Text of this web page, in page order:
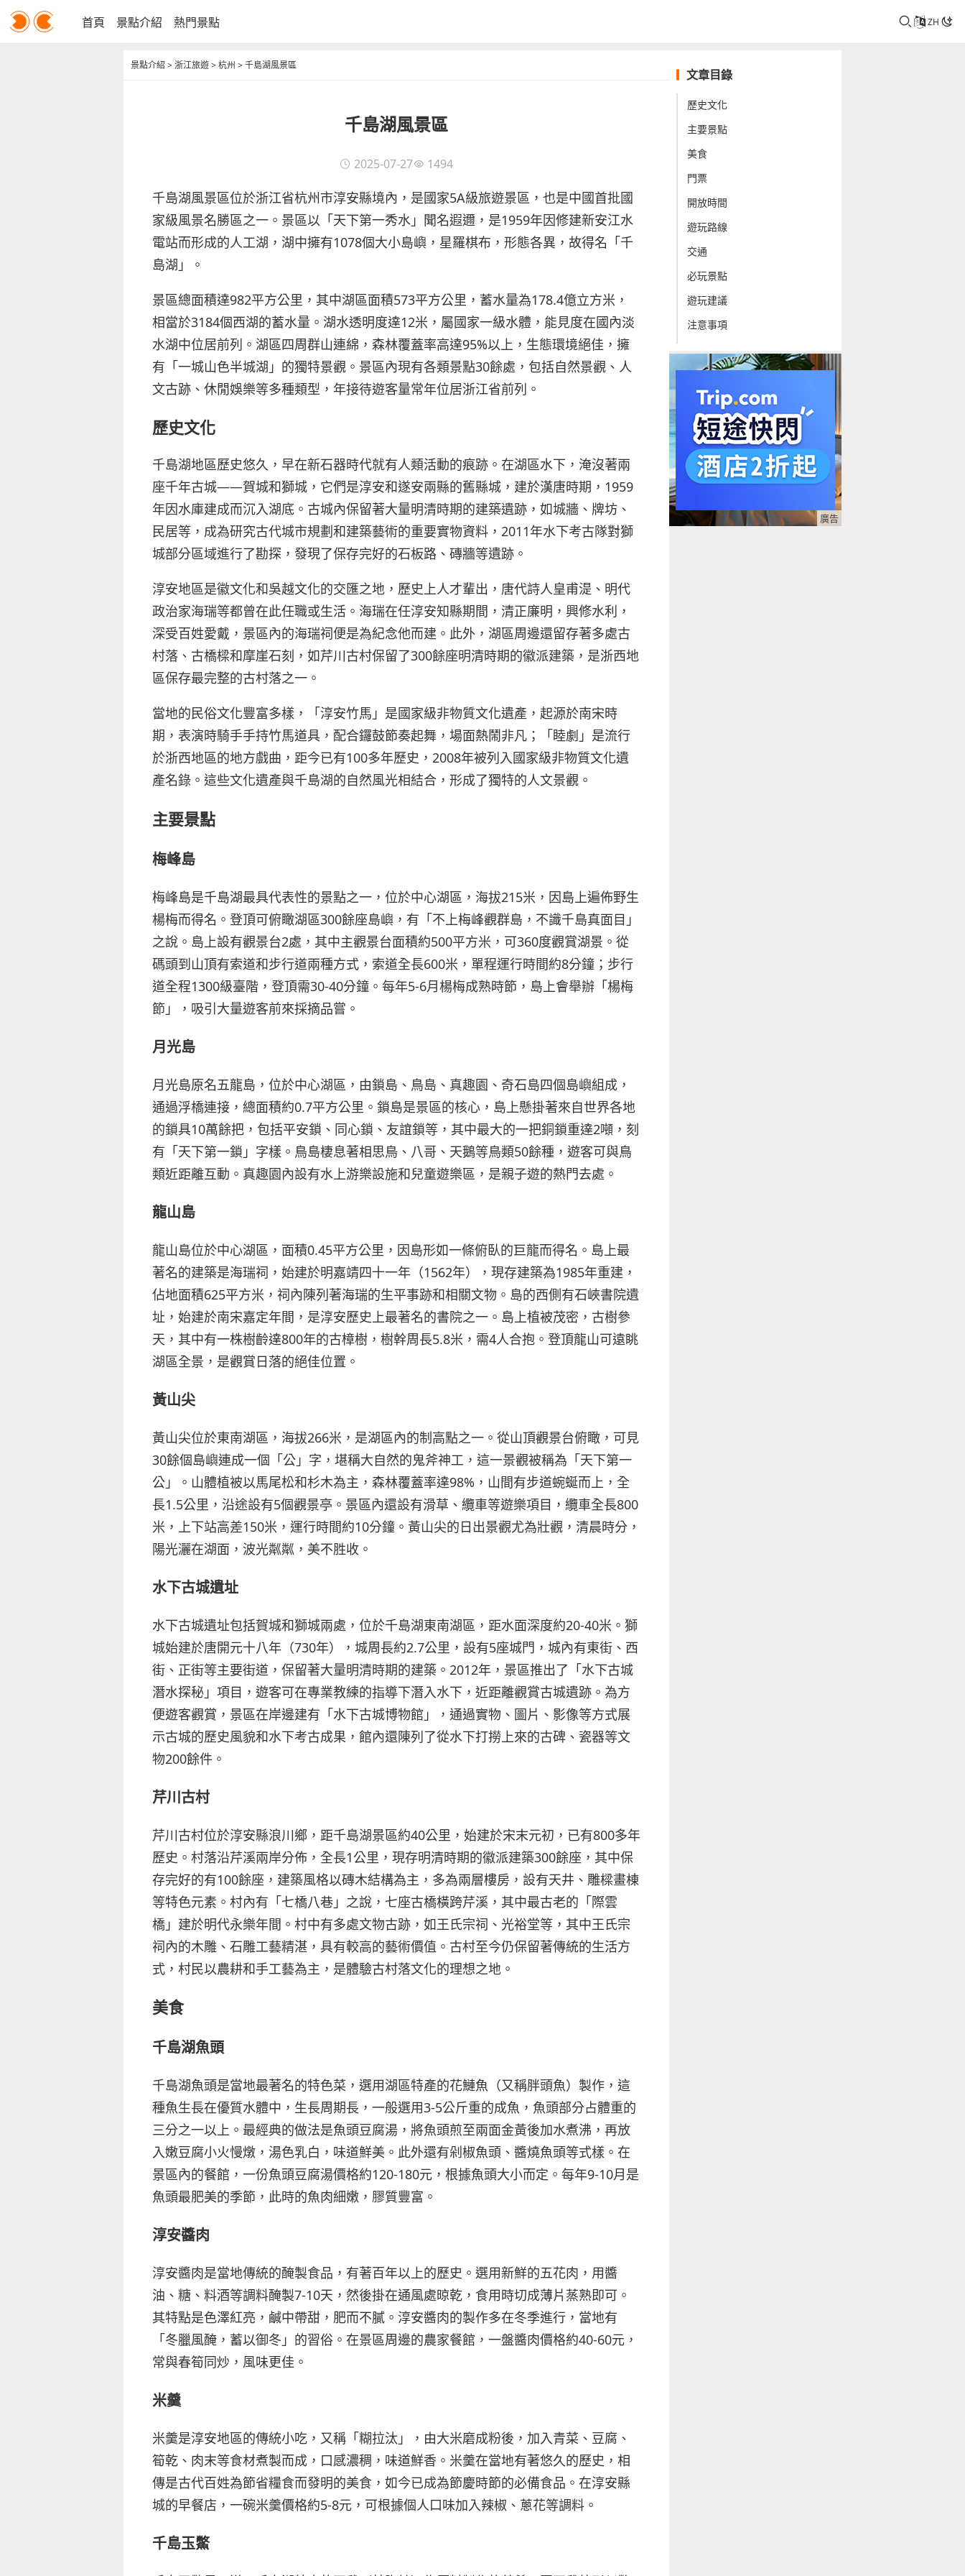
首頁 景點介紹 熱門景點 ZH
景點介紹 >浙江旅遊>杭州 >千島湖風景區
千島湖風景區
2025-07-27 1494
千島湖風景區位於浙江省杭州市淳安縣境內，是國家5A級旅遊景區，也是中國首批國
家級風景名勝區之一。景區以「天下第一秀水」聞名遐邇，是1959年因修建新安江水
電站而形成的人工湖，湖中擁有1078個大小島嶼，星羅棋布，形態各異，故得名「千
島湖」。
景區總面積達982平方公里，其中湖區面積573平方公里，蓄水量為178.4億立方米，
相當於3184個西湖的蓄水量。湖水透明度達12米，屬國家一級水體，能見度在國內淡
水湖中位居前列。湖區四周群山連綿，森林覆蓋率高達95%以上，生態環境絕佳，擁
有「一城山色半城湖」的獨特景觀。景區內現有各類景點30餘處，包括自然景觀、人
文古跡、休閒娛樂等多種類型，年接待遊客量常年位居浙江省前列。
歷史文化
千島湖地區歷史悠久，早在新石器時代就有人類活動的痕跡。在湖區水下，淹沒著兩
座千年古城——賀城和獅城，它們是淳安和遂安兩縣的舊縣城，建於漢唐時期，1959
年因水庫建成而沉入湖底。古城內保留著大量明清時期的建築遺跡，如城牆、牌坊、
民居等，成為研究古代城市規劃和建築藝術的重要實物資料，2011年水下考古隊對獅
城部分區域進行了勘探，發現了保存完好的石板路、磚牆等遺跡。
淳安地區是徽文化和吳越文化的交匯之地，歷史上人才輩出，唐代詩人皇甫湜、明代
政治家海瑞等都曾在此任職或生活。海瑞在任淳安知縣期間，清正廉明，興修水利，
深受百姓愛戴，景區內的海瑞祠便是為紀念他而建。此外，湖區周邊還留存著多處古
村落、古橋樑和摩崖石刻，如芹川古村保留了300餘座明清時期的徽派建築，是浙西地
區保存最完整的古村落之一。
當地的民俗文化豐富多樣，「淳安竹馬」是國家級非物質文化遺產，起源於南宋時
期，表演時騎手手持竹馬道具，配合鑼鼓節奏起舞，場面熱鬧非凡；「睦劇」是流行
於浙西地區的地方戲曲，距今已有100多年歷史，2008年被列入國家級非物質文化遺
產名錄。這些文化遺產與千島湖的自然風光相結合，形成了獨特的人文景觀。
主要景點
梅峰島
梅峰島是千島湖最具代表性的景點之一，位於中心湖區，海拔215米，因島上遍佈野生
楊梅而得名。登頂可俯瞰湖區300餘座島嶼，有「不上梅峰觀群島，不識千島真面目」
之說。島上設有觀景台2處，其中主觀景台面積約500平方米，可360度觀賞湖景。從
碼頭到山頂有索道和步行道兩種方式，索道全長600米，單程運行時間約8分鐘；步行
道全程1300級臺階，登頂需30-40分鐘。每年5-6月楊梅成熟時節，島上會舉辦「楊梅
節」，吸引大量遊客前來採摘品嘗。
月光島
月光島原名五龍島，位於中心湖區，由鎖島、鳥島、真趣園、奇石島四個島嶼組成，
通過浮橋連接，總面積約0.7平方公里。鎖島是景區的核心，島上懸掛著來自世界各地
的鎖具10萬餘把，包括平安鎖、同心鎖、友誼鎖等，其中最大的一把銅鎖重達2噸，刻
有「天下第一鎖」字樣。鳥島棲息著相思鳥、八哥、天鵝等鳥類50餘種，遊客可與鳥
類近距離互動。真趣園內設有水上游樂設施和兒童遊樂區，是親子遊的熱門去處。
龍山島
龍山島位於中心湖區，面積0.45平方公里，因島形如一條俯臥的巨龍而得名。島上最
著名的建築是海瑞祠，始建於明嘉靖四十一年（1562年），現存建築為1985年重建，
佔地面積625平方米，祠內陳列著海瑞的生平事跡和相關文物。島的西側有石峽書院遺
址，始建於南宋嘉定年間，是淳安歷史上最著名的書院之一。島上植被茂密，古樹參
天，其中有一株樹齡達800年的古樟樹，樹幹周長5.8米，需4人合抱。登頂龍山可遠眺
湖區全景，是觀賞日落的絕佳位置。
黃山尖
黃山尖位於東南湖區，海拔266米，是湖區內的制高點之一。從山頂觀景台俯瞰，可見
30餘個島嶼連成一個「公」字，堪稱大自然的鬼斧神工，這一景觀被稱為「天下第一
公」。山體植被以馬尾松和杉木為主，森林覆蓋率達98%，山間有步道蜿蜒而上，全
長1.5公里，沿途設有5個觀景亭。景區內還設有滑草、纜車等遊樂項目，纜車全長800
米，上下站高差150米，運行時間約10分鐘。黃山尖的日出景觀尤為壯觀，清晨時分，
陽光灑在湖面，波光粼粼，美不胜收。
水下古城遺址
水下古城遺址包括賀城和獅城兩處，位於千島湖東南湖區，距水面深度約20-40米。獅
城始建於唐開元十八年（730年），城周長約2.7公里，設有5座城門，城內有東街、西
街、正街等主要街道，保留著大量明清時期的建築。2012年，景區推出了「水下古城
潛水探秘」項目，遊客可在專業教練的指導下潛入水下，近距離觀賞古城遺跡。為方
便遊客觀賞，景區在岸邊建有「水下古城博物館」，通過實物、圖片、影像等方式展
示古城的歷史風貌和水下考古成果，館內還陳列了從水下打撈上來的古碑、瓷器等文
物200餘件。
芹川古村
芹川古村位於淳安縣浪川鄉，距千島湖景區約40公里，始建於宋末元初，已有800多年
歷史。村落沿芹溪兩岸分佈，全長1公里，現存明清時期的徽派建築300餘座，其中保
存完好的有100餘座，建築風格以磚木結構為主，多為兩層樓房，設有天井、雕樑畫棟
等特色元素。村內有「七橋八巷」之說，七座古橋橫跨芹溪，其中最古老的「際雲
橋」建於明代永樂年間。村中有多處文物古跡，如王氏宗祠、光裕堂等，其中王氏宗
祠內的木雕、石雕工藝精湛，具有較高的藝術價值。古村至今仍保留著傳統的生活方
式，村民以農耕和手工藝為主，是體驗古村落文化的理想之地。
美食
千島湖魚頭
千島湖魚頭是當地最著名的特色菜，選用湖區特產的花鰱魚（又稱胖頭魚）製作，這
種魚生長在優質水體中，生長周期長，一般選用3-5公斤重的成魚，魚頭部分占體重的
三分之一以上。最經典的做法是魚頭豆腐湯，將魚頭煎至兩面金黃後加水煮沸，再放
入嫩豆腐小火慢燉，湯色乳白，味道鮮美。此外還有剁椒魚頭、醬燒魚頭等式樣。在
景區內的餐館，一份魚頭豆腐湯價格約120-180元，根據魚頭大小而定。每年9-10月是
魚頭最肥美的季節，此時的魚肉細嫩，膠質豐富。
淳安醬肉
淳安醬肉是當地傳統的醃製食品，有著百年以上的歷史。選用新鮮的五花肉，用醬
油、糖、料酒等調料醃製7-10天，然後掛在通風處晾乾，食用時切成薄片蒸熟即可。
其特點是色澤紅亮，鹹中帶甜，肥而不膩。淳安醬肉的製作多在冬季進行，當地有
「冬臘風醃，蓄以御冬」的習俗。在景區周邊的農家餐館，一盤醬肉價格約40-60元，
常與春筍同炒，風味更佳。
米羹
米羹是淳安地區的傳統小吃，又稱「糊拉汰」，由大米磨成粉後，加入青菜、豆腐、
筍乾、肉末等食材煮製而成，口感濃稠，味道鮮香。米羹在當地有著悠久的歷史，相
傳是古代百姓為節省糧食而發明的美食，如今已成為節慶時節的必備食品。在淳安縣
城的早餐店，一碗米羹價格約5-8元，可根據個人口味加入辣椒、蔥花等調料。
千島玉鱉
文章目錄
歷史文化
主要景點
美食
門票
開放時間
遊玩路線
交通
必玩景點
遊玩建議
注意事項
廣告